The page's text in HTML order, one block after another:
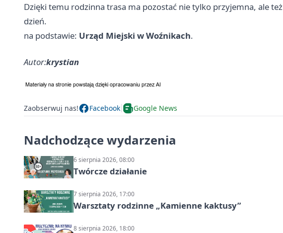
Dzięki temu rodzinna trasa ma pozostać nie tylko przyjemna, ale
dzień.
na podstawie: Urząd Miejski w Woźnikach.
Autor:krystian
Zaobserwuj nas! Facebook Google News
Nadchodzące wydarzenia
6 sierpnia 2026, 08:00
Twórcze działanie
7 sierpnia 2026, 17:00
Warsztaty rodzinne „Kamienne kaktusy”
8 sierpnia 2026, 18:00